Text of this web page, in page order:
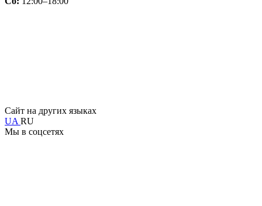
Сайт на других языках
UA RU
Мы в соцсетях